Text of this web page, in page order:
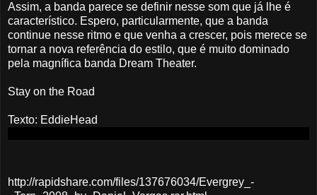
Assim, a banda parece se definir nesse som que já lhe é
característico. Espero, particularmente, que a banda
continue nesse ritmo e que venha a crescer, pois merece se
tornar a nova referência do estilo, que é muito dominado
pela magnífica banda Dream Theater.
Stay on the Road
Texto: EddieHead
http://rapidshare.com/files/137676034/Evergrey_-